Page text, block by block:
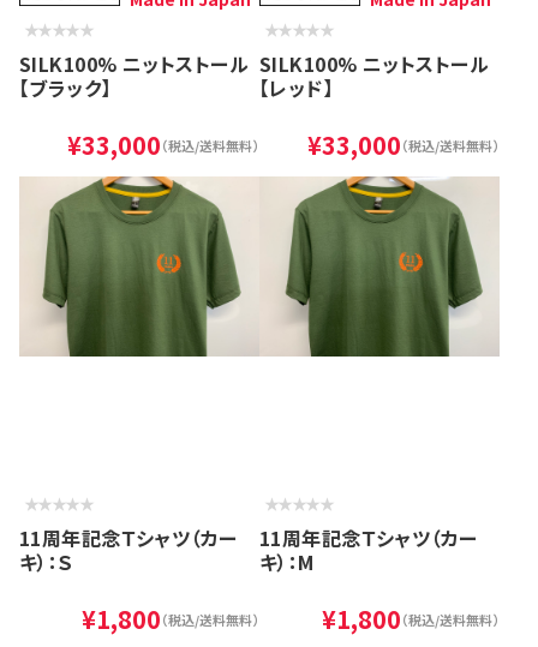
SILK100% ニットストール
【ブラック】
¥33,000（税込/送料無料）
SILK100% ニットストール
【レッド】
¥33,000（税込/送料無料）
11周年記念Ｔシャツ（カー
キ）：Ｓ
¥1,800（税込/送料無料）
11周年記念Ｔシャツ（カー
キ）：M
¥1,800（税込/送料無料）